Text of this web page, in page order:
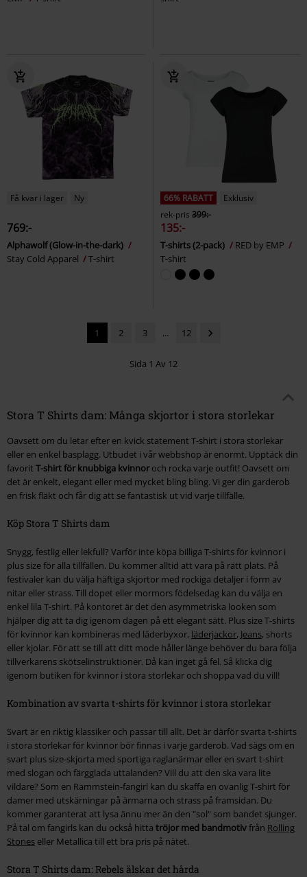
Få kvar i lager Ny
769:-
Alphawolf (Glow-in-the-dark)
Stay Cold Apparel
T-shirt
66% RABATT
Exklusiv
rek-pris 399:-
135:-
T-shirts (2-pack)
RED by EMP
T-shirt
1 2 3 ... 12
Sida 1 Av 12
Stora T Shirts dam: Många skjortor i stora storlekar
Oavsett om du letar efter en kvick statement T-shirt i stora storlekar
eller en enkel basplagg. Utbudet i vår webbshop är enormt. Upptäck din
favorit T-shirt för knubbiga kvinnoroch rocka varje outfit! Oavsett om
det är enkelt, elegant eller med mycket bling bling. Vi ger din garderob
en frisk fläkt och får dig att se fantastisk ut vid varje tillfälle.
Köp Stora T Shirts dam
Snygg, festlig eller lekfull? Varför inte köpa billiga T-shirts för kvinnor i
plus size för alla tillfällen. Du kommer alltid att vara på rätt plats. På
festivaler kan du välja häftiga skjortor med rockiga detaljer i form av
nitar eller strass. Till dopet eller mormors födelsedag kan du välja en
enkel lila T-shirt. På kontoret är det den asymmetriska looken som
hjälper dig att ta dig igenom dagen på ett elegant sätt. Plus size T-shirts
för kvinnor kan kombineras med läderbyxor, läderjackor, Jeans, shorts
eller kjolar. För att se till att ditt mode håller länge behöver du bara följa
tillverkarens skötselinstruktioner. Då kan inget gå fel. Så klicka dig
igenom butiken för kvinnor i stora storlekar och shoppa vad du vill!
Kombination av svarta t-shirts för kvinnor i stora storlekar
Svart är en riktig klassiker och passar till allt. Det är därför svarta t-shirts
i stora storlekar för kvinnor bör finnas i varje garderob. Vad sägs om en
svart plus size-skjorta med sportiga raglanärmar eller en svart t-shirt
med slogan och färgglada uttalanden? Vill du att den ska vara lite
vildare? Som en Rammstein-fangirl kan du skaffa en ovanlig T-shirt för
damer med utskärningar på ärmarna och strass på framsidan. Du
kommer garanterat att lysa ännu mer än den "sol" som bandet sjunger.
På tal om fangirls kan du också hitta tröjor med bandmotivfrån Rolling
Stones eller Metallica till ett bra pris på nätet.
Stora T Shirts dam: Rebels älskar det hårda